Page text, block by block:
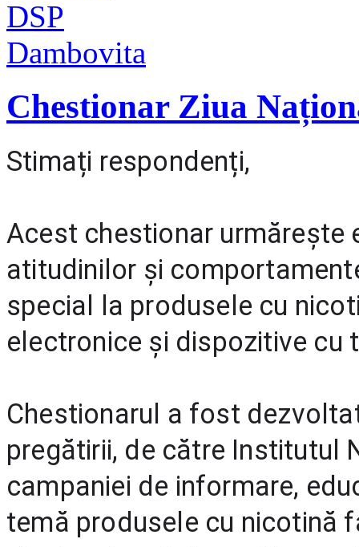
Chestionar Ziua
Stimați respondenți,
Acest chestionar urmărește
atitudinilor și
special la produsele cu
electronice și dispozitive
Chestionarul a fost
pregătirii, de către Institutul
campaniei de informare,
temă produsele cu nicotină